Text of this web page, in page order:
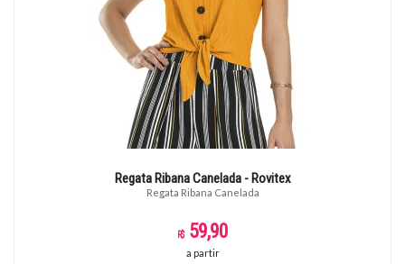
Regata Ribana Canelada - Rovitex
Regata Ribana Canelada
59,90
a partir